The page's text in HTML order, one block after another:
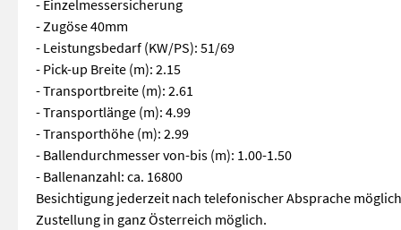
- Einzelmessersicherung
- Zugöse 40mm
- Leistungsbedarf (KW/PS): 51/69
- Pick-up Breite (m): 2.15
- Transportbreite (m): 2.61
- Transportlänge (m): 4.99
- Transporthöhe (m): 2.99
- Ballendurchmesser von-bis (m): 1.00-1.50
- Ballenanzahl: ca. 16800
Besichtigung jederzeit nach telefonischer Absprache
Zustellung in ganz Österreich möglich.